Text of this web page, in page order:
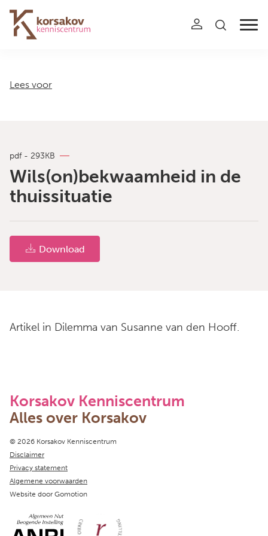
Navigation
Lees voor
pdf - 293KB
Wils(on)bekwaamheid in de
thuissituatie
Download
Artikel in Dilemma van Susanne van den Hooff.
Korsakov Kenniscentrum
Alles over Korsakov
Copyright navigation
© 2026 Korsakov Kenniscentrum
Disclaimer
Privacy statement
Algemene voorwaarden
Website door Gomotion